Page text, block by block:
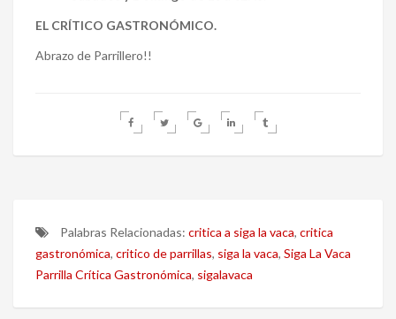
EL CRÍTICO GASTRONÓMICO.
Abrazo de Parrillero!!
Palabras Relacionadas: critica a siga la vaca, critica
gastronómica, critico de parrillas, siga la vaca, Siga La Vaca
Parrilla Crítica Gastronómica, sigalavaca